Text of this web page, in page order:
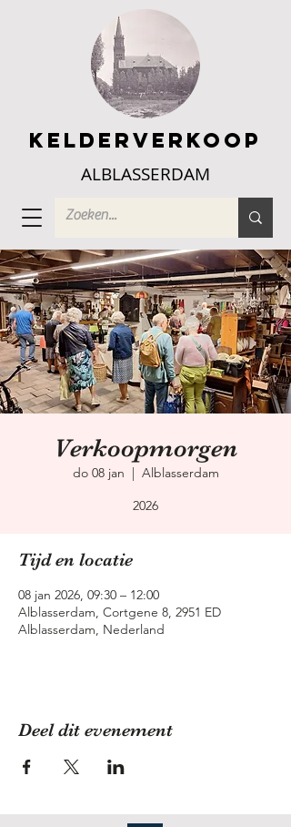
Kelderverkoop
ALBLASSERDAM
Verkoopmorgen
do 08 jan
  |
Alblasserdam
2026
Tijd en locatie
08 jan 2026, 09:30 – 12:00
Alblasserdam, Cortgene 8, 2951 ED
Alblasserdam, Nederland
Deel dit evenement